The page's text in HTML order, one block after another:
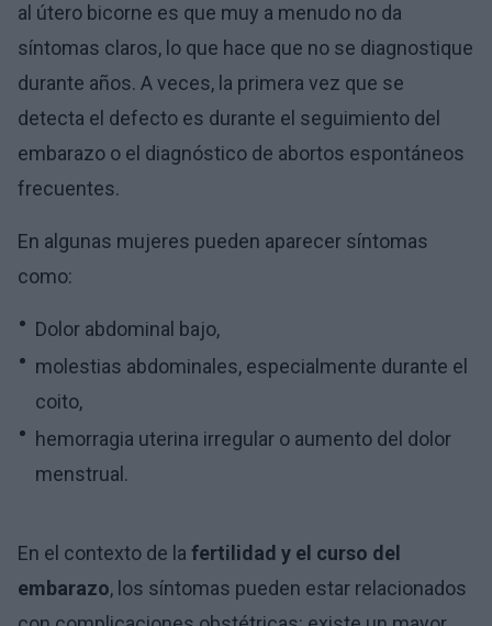
al útero bicorne es que muy a menudo no da
síntomas claros, lo que hace que no se diagnostique
durante años. A veces, la primera vez que se
detecta el defecto es durante el seguimiento del
embarazo o el diagnóstico de abortos espontáneos
frecuentes.
En algunas mujeres pueden aparecer síntomas
como:
Dolor abdominal bajo,
molestias abdominales, especialmente durante el
coito,
hemorragia uterina irregular o aumento del dolor
menstrual.
En el contexto de la fertilidad y el curso del
embarazo, los síntomas pueden estar relacionados